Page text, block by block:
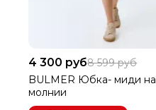
4 300 руб8 599 руб
BULMER Юбка- миди на
молнии